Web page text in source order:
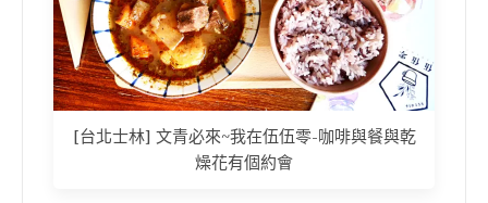
[台北士林] 文青必來~我在伍伍零-咖啡與餐與乾
燥花有個約會